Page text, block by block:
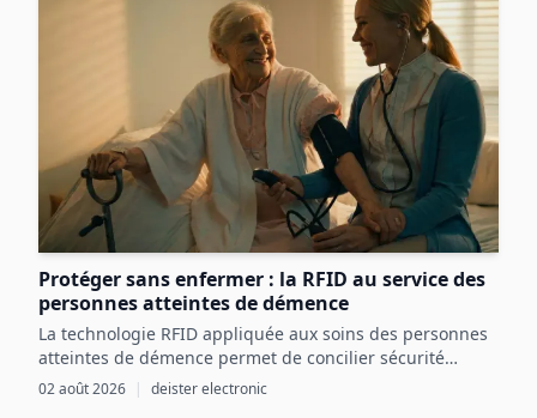
Protéger sans enfermer : la RFID au service des
personnes atteintes de démence
La technologie RFID appliquée aux soins des personnes
atteintes de démence permet de concilier sécurité
renforcée et liberté individuelle par une détection
précoce et ciblée des risques.
02 août 2026 | deister electronic